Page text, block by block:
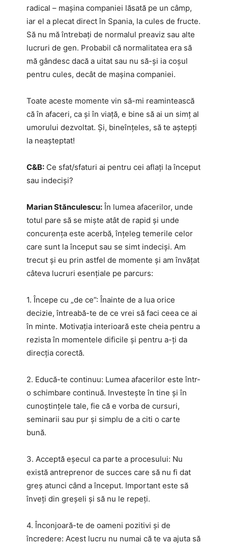
radical – mașina companiei lăsată pe un câmp,
iar el a plecat direct în Spania, la cules de fructe.
Să nu mă întrebați de normalul preaviz sau alte
lucruri de gen. Probabil că normalitatea era să
mă gândesc dacă a uitat sau nu să-și ia coșul
pentru cules, decât de mașina companiei.
Toate aceste momente vin să-mi reamintească
că în afaceri, ca și în viață, e bine să ai un simț al
umorului dezvoltat. Și, bineînțeles, să te aștepți
la neașteptat!
C&B: Ce sfat/sfaturi ai pentru cei aflați la început
sau indeciși?
Marian Stănculescu: În lumea afacerilor, unde
totul pare să se miște atât de rapid și unde
concurența este acerbă, înțeleg temerile celor
care sunt la început sau se simt indeciși. Am
trecut și eu prin astfel de momente și am învățat
câteva lucruri esențiale pe parcurs:
1. Începe cu „de ce”: Înainte de a lua orice
decizie, întreabă-te de ce vrei să faci ceea ce ai
în minte. Motivația interioară este cheia pentru a
rezista în momentele dificile și pentru a-ți da
direcția corectă.
2. Educă-te continuu: Lumea afacerilor este într-
o schimbare continuă. Investește în tine și în
cunoștințele tale, fie că e vorba de cursuri,
seminarii sau pur și simplu de a citi o carte
bună.
3. Acceptă eșecul ca parte a procesului: Nu
există antreprenor de succes care să nu fi dat
greș atunci când a început. Important este să
înveți din greșeli și să nu le repeți.
4. Înconjoară-te de oameni pozitivi și de
încredere: Acest lucru nu numai că te va ajuta să